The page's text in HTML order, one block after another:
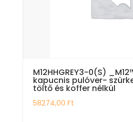
M12HHGREY3-0(S)
kapucnis pulóver-
töltő és koffer nélkül
58274,00 Ft